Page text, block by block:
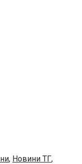
, Новини ТГ,